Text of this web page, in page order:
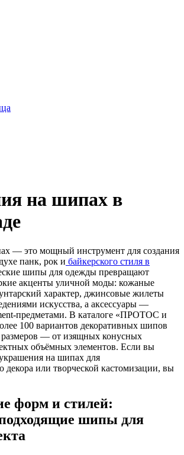
на шипах в
— это мощный инструмент для создания
панк, рок и байкерского стиля в
шипы для одежды превращают
акценты уличной моды: кожаные
характер, джинсовые жилеты
искусства, а аксессуары —
предметами. В каталоге «ПРОТОС и
100 вариантов декоративных шипов
— от изящных конусных
объёмных элементов. Если вы
на шипах для
декора или творческой кастомизации, вы
форм и стилей:
шипы для